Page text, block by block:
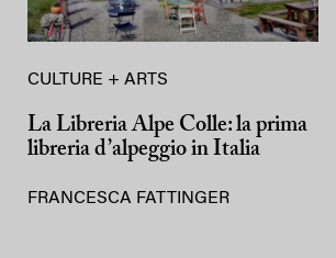
CULTURE + ARTS
La Libreria Alpe Colle: la prima
libreria d’alpeggio in Italia
FRANCESCA FATTINGER